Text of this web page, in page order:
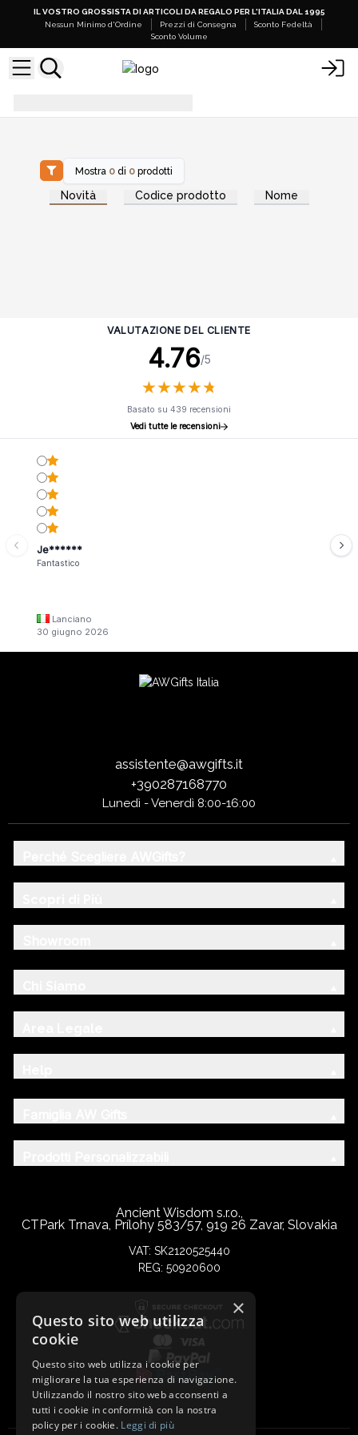
IL VOSTRO GROSSISTA DI ARTICOLI DA REGALO PER L'ITALIA DAL 1995
Nessun Minimo d'Ordine
Prezzi di Consegna
Sconto Fedeltà
Sconto Volume
Mostra 0 di 0 prodotti
Novità Codice prodotto Nome
VALUTAZIONE DEL CLIENTE
4.76/5
★★★★★
★★★★★
Basato su 439 recensioni
Vedi tutte le recensioni
Je******
Fantastico
Lanciano
30 giugno 2026
assistente@awgifts.it
+390287168770
Lunedì - Venerdì 8:00-16:00
Ancient Wisdom s.r.o.,
CTPark Trnava, Prílohy 583/57, 919 26 Zavar, Slovakia
VAT: SK2120525440
REG: 50920600
×
Questo sito web utilizza
cookie
Questo sito web utilizza i cookie per
migliorare la tua esperienza di navigazione.
Utilizzando il nostro sito web acconsenti a
tutti i cookie in conformità con la nostra
policy per i cookie. Leggi di più